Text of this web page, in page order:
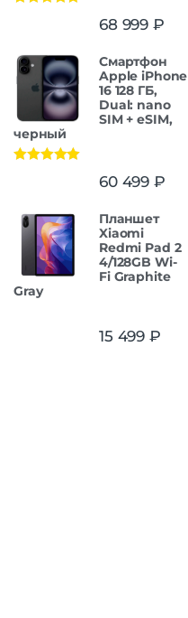
68 999 ₽
Смартфон
Apple iPhone
16 128 ГБ,
Dual: nano
SIM + eSIM,
черный
60 499 ₽
Планшет
Xiaomi
Redmi Pad 2
4/128GB Wi-
Fi Graphite
Gray
15 499 ₽